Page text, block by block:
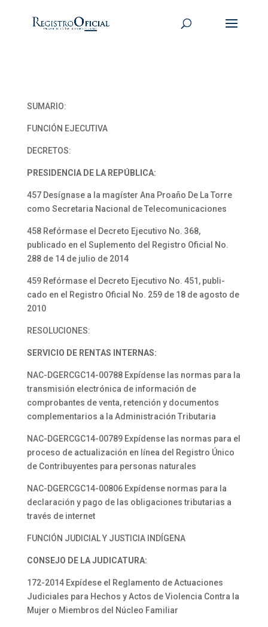
SUMARIO:
FUNCIÓN EJECUTIVA
DECRETOS:
PRESIDENCIA DE LA REPÚBLICA:
457 Desígnase a la magíster Ana Proaño De La Torre
como Secretaria Nacional de Telecomunicaciones
458 Refórmase el Decreto Ejecutivo No. 368,
publicado en el Suplemento del Registro Oficial No.
288 de 14 de julio de 2014
459 Refórmase el Decreto Ejecutivo No. 451, publi-
cado en el Registro Oficial No. 259 de 18 de agosto de
2010
RESOLUCIONES:
SERVICIO DE RENTAS INTERNAS:
NAC-DGERCGC14-00788 Expídense las normas para la
transmisión electrónica de información de
comprobantes de venta, retención y documentos
complementarios a la Administración Tributaria
NAC-DGERCGC14-00789 Expídense las normas para el
proceso de actualización en línea del Registro Único
de Contribuyentes para personas naturales
NAC-DGERCGC14-00806 Expídense normas para la
declaración y pago de las obligaciones tributarias a
través de internet
FUNCIÓN JUDICIAL Y JUSTICIA INDÍGENA
CONSEJO DE LA JUDICATURA:
172-2014 Expídese el Reglamento de Actuaciones
Judiciales para Hechos y Actos de Violencia Contra la
Mujer o Miembros del Núcleo Familiar